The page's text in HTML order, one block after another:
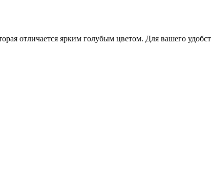
отличается ярким голубым цветом. Для вашего